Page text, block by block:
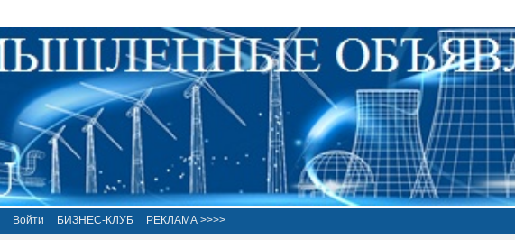
Войти БИЗНЕС-КЛУБ РЕКЛАМА >>>>